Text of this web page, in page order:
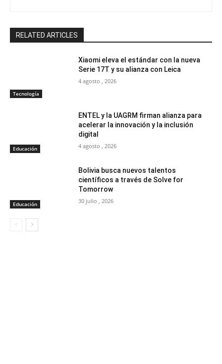
RELATED ARTICLES
Tecnología
Xiaomi eleva el estándar con la nueva
Serie 17T y su alianza con Leica
4 agosto , 2026
Educación
ENTEL y la UAGRM firman alianza para
acelerar la innovación y la inclusión
digital
4 agosto , 2026
Educación
Bolivia busca nuevos talentos
científicos a través de Solve for
Tomorrow
30 julio , 2026